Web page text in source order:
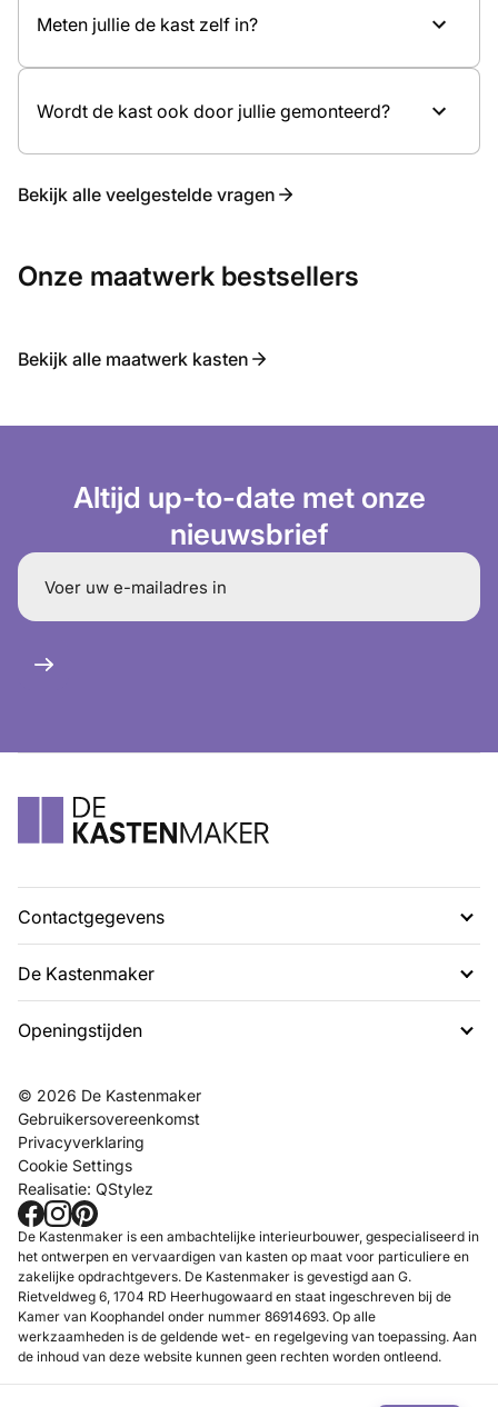
Inmeten en professionele montage
Meten jullie de kast zelf in?
Wordt de kast ook door jullie gemonteerd?
Bekijk alle veelgestelde vragen
Onze maatwerk bestsellers
Bekijk alle maatwerk kasten
Altijd up-to-date met onze
nieuwsbrief
Contactgegevens
G. Rietveldweg 6
1703 DD Heerhugowaard
072 574 48 54
De Kastenmaker
Over ons
Contact
Inspiratie
FAQ
Werken bij
Showroom
Maak een afspraak
Openingstijden
Dinsdag t/m Zaterdag
tussen 10.00 en 17.00 uur.
© 2026 De Kastenmaker
Gebruikersovereenkomst
Privacyverklaring
Cookie Settings
Realisatie: QStylez
De Kastenmaker is een ambachtelijke interieurbouwer, gespecialiseerd in
het ontwerpen en vervaardigen van kasten op maat voor particuliere en
zakelijke opdrachtgevers. De Kastenmaker is gevestigd aan G.
Rietveldweg 6, 1704 RD Heerhugowaard en staat ingeschreven bij de
Kamer van Koophandel onder nummer 86914693. Op alle
werkzaamheden is de geldende wet- en regelgeving van toepassing. Aan
de inhoud van deze website kunnen geen rechten worden ontleend.